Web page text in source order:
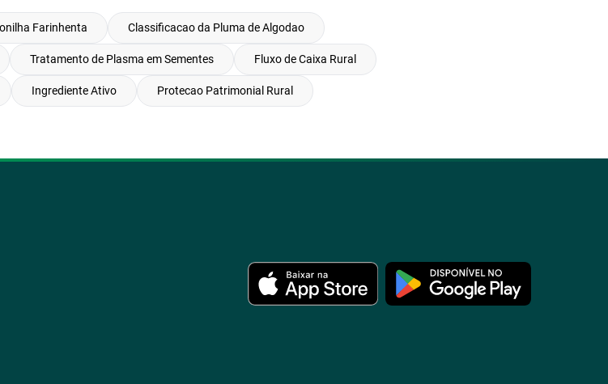
Farinhenta Classificacao da Pluma de Algodao
Tratamento de Plasma em Sementes Fluxo de Caixa Rural
Ingrediente Ativo Protecao Patrimonial Rural